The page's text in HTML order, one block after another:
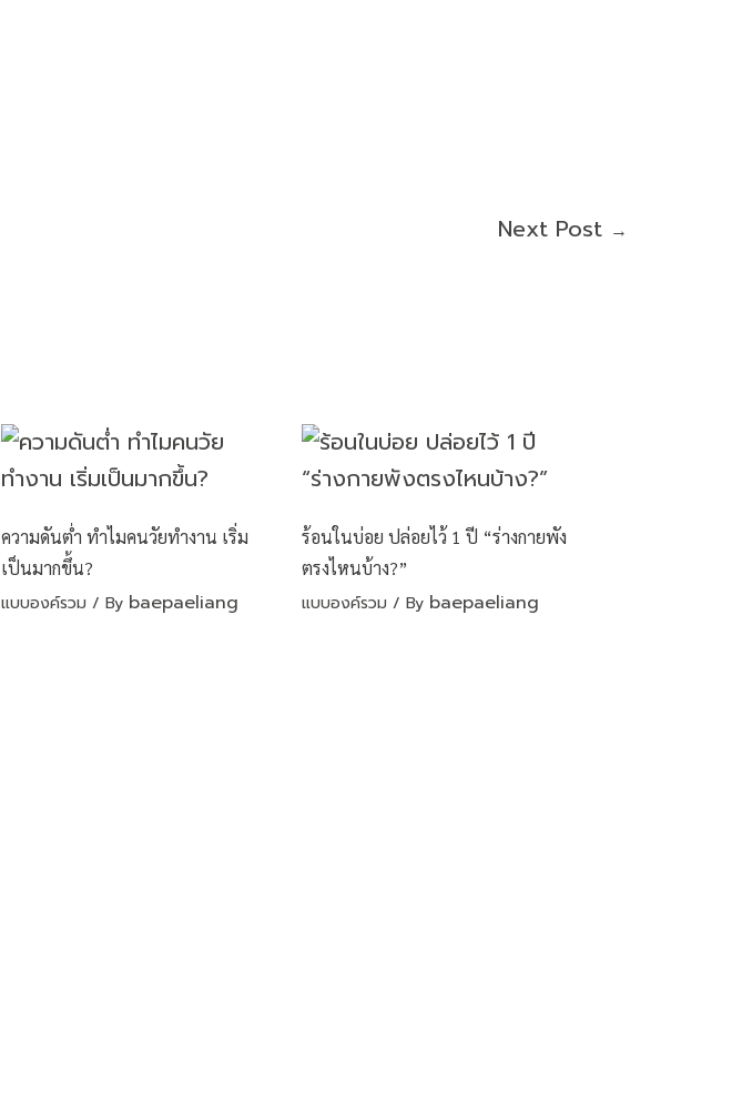
Next Post →
ความดันต่ำ ทำไมคนวัยทำงาน เริ่ม
เป็นมากขึ้น?
แบบองค์รวม / By baepaeliang
ร้อนในบ่อย ปล่อยไว้ 1 ปี “ร่างกายพัง
ตรงไหนบ้าง?”
แบบองค์รวม / By baepaeliang